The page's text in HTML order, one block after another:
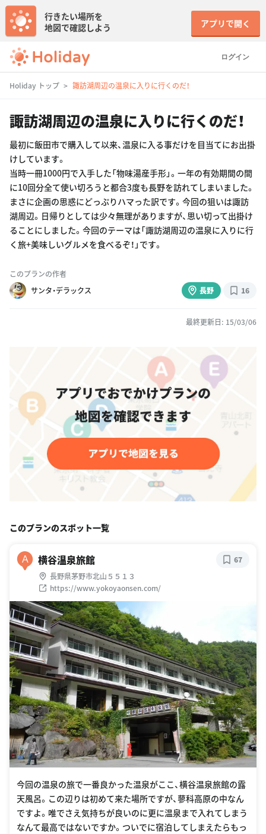
ログイン
行きたい場所を
地図で確認しよう
アプリで開く
Holiday トップ 諏訪湖周辺の温泉に入りに行くのだ！
諏訪湖周辺の温泉に入りに行くのだ！
最初に飯田市で購入して以来、温泉に入る事だけを目当てにお出掛
けしています。
当時一冊1000円で入手した「物味湯産手形」。一年の有効期間の間
に10回分全て使い切ろうと都合3度も長野を訪れてしまいました。
まさに企画の思惑にどっぷりハマった訳です。今回の狙いは諏訪
湖周辺。日帰りとしては少々無理がありますが、思い切って出掛け
ることにしました。今回のテーマは「諏訪湖周辺の温泉に入りに行
く旅+美味しいグルメを食べるぞ！」です。
このプランの作者
サンタ・デラックス
長野 16
最終更新日: 15/03/06
このプランのスポット一覧
A 横谷温泉旅館
長野県茅野市北山５５１３
https://www.yokoyaonsen.com/
67
今回の温泉の旅で一番良かった温泉がここ、横谷温泉旅館の露
天風呂。この辺りは初めて来た場所ですが、蓼科高原の中なん
ですよ。唯でさえ気持ちが良いのに更に温泉まで入れてしまう
なんて最高ではないですか。ついでに宿泊してしまえたらもっ